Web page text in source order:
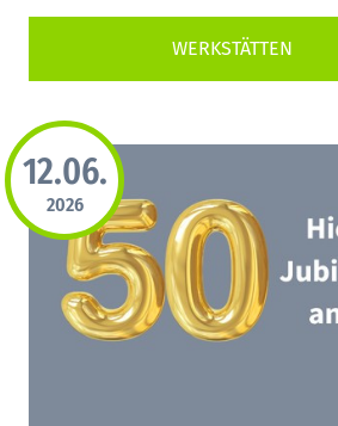
12.06.
2026